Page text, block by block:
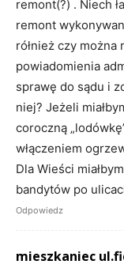
remont(?) . Niech
remont
rółnież czy
powiadomienia
sprawę do sądu i
niej? Jeżeli
coroczną
włączeniem
Dla Wieści
bandytów po
Odpowiedz
mieszkaniec